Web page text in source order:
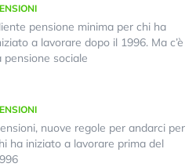
pensione minima per chi ha
a lavorare dopo il 1996. Ma c’è
pensione sociale
nuove regole per andarci per
ha iniziato a lavorare prima del